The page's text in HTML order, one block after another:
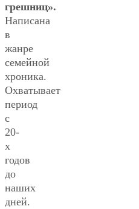
грешниц».
Написана
в
жанре
семейной
хроника.
Охватывает
период
с
20-
х
годов
до
наших
дней.